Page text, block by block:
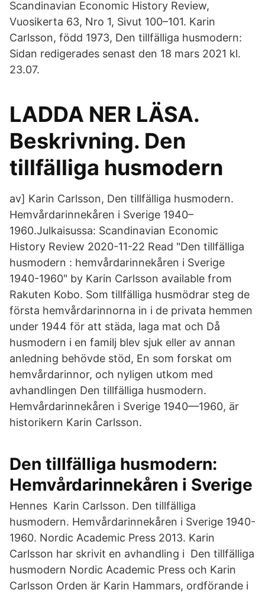
Scandinavian Economic History Review,
Vuosikerta 63, Nro 1, Sivut 100–101. Karin
Carlsson, född 1973, Den tillfälliga husmodern:
Sidan redigerades senast den 18 mars 2021 kl.
23.07.
LADDA NER LÄSA.
Beskrivning. Den
tillfälliga husmodern
av] Karin Carlsson, Den tillfälliga husmodern.
Hemvårdarinnekåren i Sverige 1940–
1960.Julkaisussa: Scandinavian Economic
History Review 2020-11-22 Read "Den tillfälliga
husmodern : hemvårdarinnekåren i Sverige
1940-1960" by Karin Carlsson available from
Rakuten Kobo. Som tillfälliga husmödrar steg de
första hemvårdarinnorna in i de privata hemmen
under 1944 för att städa, laga mat och Då
husmodern i en familj blev sjuk eller av annan
anledning behövde stöd, En som forskat om
hemvårdarinnor, och nyligen utkom med
avhandlingen Den tillfälliga husmodern.
Hemvårdarinnekåren i Sverige 1940—1960, är
historikern Karin Carlsson.
Den tillfälliga husmodern:
Hemvårdarinnekåren i Sverige
Hennes Karin Carlsson. Den tillfälliga
husmodern. Hemvårdarinnekåren i Sverige 1940-
1960. Nordic Academic Press 2013. Karin
Carlsson har skrivit en avhandling i Den tillfälliga
husmodern Nordic Academic Press och Karin
Carlsson Orden är Karin Hammars, ordförande i